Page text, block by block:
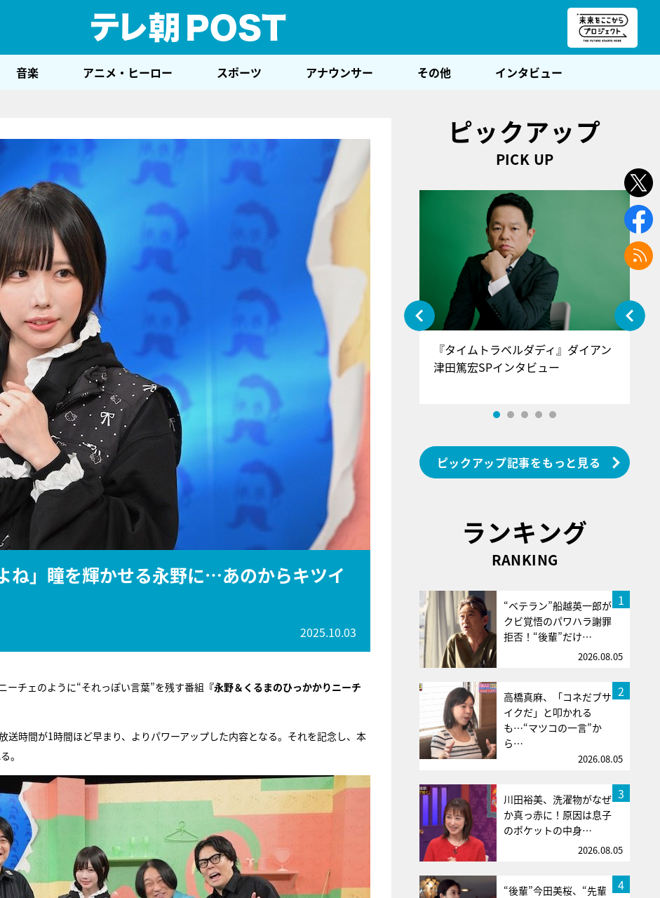
音楽 アニメ・ヒーロー スポーツ アナウンサー その他 インタビュー
ね」瞳を輝かせる永野に…あのからキツイ
2025.10.03
ーチェのように“それっぽい言葉”を残す番組 『永野＆くるまのひっかかりニーチ
時間が1時間ほど早まり、よりパワーアップした内容となる。それを記念し、本
。
ピックアップ
PICK UP
『アイ＝ラブ！げーみんぐ』＝LOV
E齋藤樹愛羅＆佐々木舞香SPインタ
ビュー
『タイムトラベルダディ』ダイアン
津田篤宏SPインタビュー
ピックアップ記事をもっと見る
ランキング
RANKING
1
“ベテラン”船越英一郎が
クビ覚悟のパワハラ謝罪
拒否！“後輩”だけ…
2026.08.05
2
高橋真麻、「コネだブサ
イクだ」と叩かれる
も…“マツコの一言”か
ら…
2026.08.05
3
川田裕美、洗濯物がなぜ
か真っ赤に！原因は息子
のポケットの中身…
2026.08.05
4
“後輩”今田美桜、“先輩